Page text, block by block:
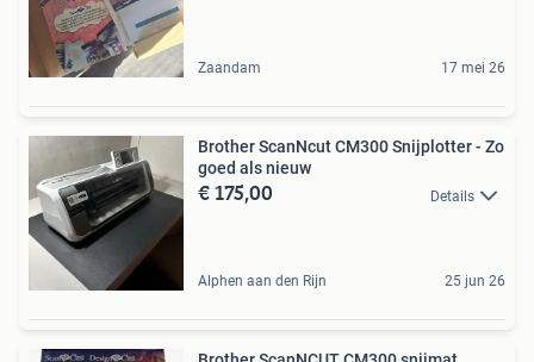
Zaandam 17 mei 26
Brother ScanNcut CM300 Snijplotter - Zo
goed als nieuw
€ 175,00 Details
Alphen aan den Rijn 25 jun 26